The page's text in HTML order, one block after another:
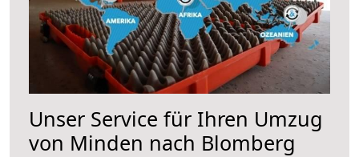
Unser Service für Ihren Umzug
von Minden nach Blomberg